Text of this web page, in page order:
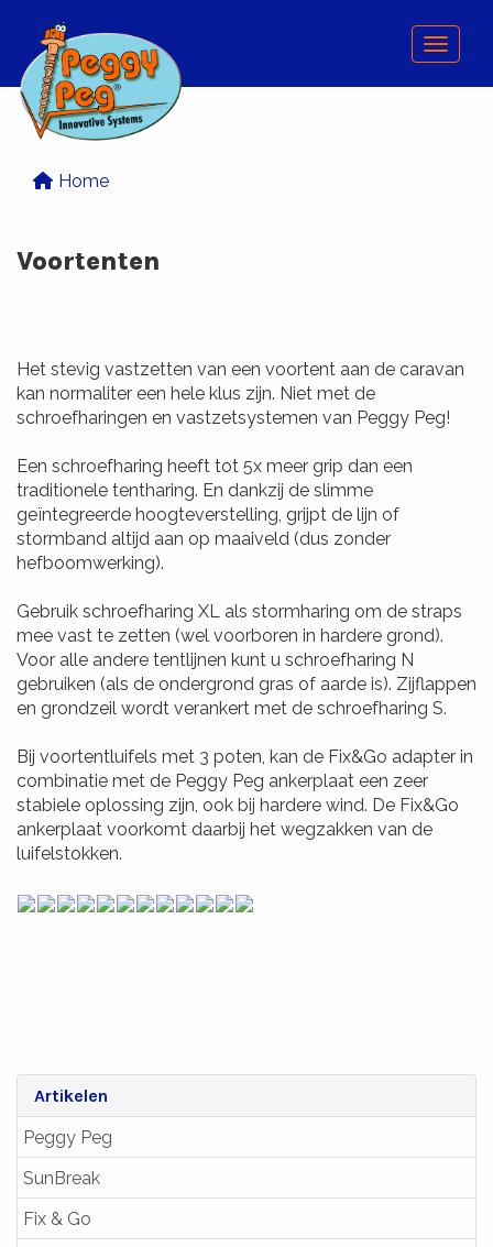
Menu
Artikelen
Peggy Peg
SunBreak
Fix & Go
Home
Voortenten
Het stevig vastzetten van een voortent aan de caravan
kan normaliter een hele klus zijn. Niet met de
schroefharingen en vastzetsystemen van Peggy Peg!
Een schroefharing heeft tot 5x meer grip dan een
traditionele tentharing. En dankzij de slimme
geïntegreerde hoogteverstelling, grijpt de lijn of
stormband altijd aan op maaiveld (dus zonder
hefboomwerking).
Gebruik schroefharing XL als stormharing om de straps
mee vast te zetten (wel voorboren in hardere grond).
Voor alle andere tentlijnen kunt u schroefharing N
gebruiken (als de ondergrond gras of aarde is). Zijflappen
en grondzeil wordt verankert met de schroefharing S.
Bij voortentluifels met 3 poten, kan de Fix&Go adapter in
combinatie met de Peggy Peg ankerplaat een zeer
stabiele oplossing zijn, ook bij hardere wind. De Fix&Go
ankerplaat voorkomt daarbij het wegzakken van de
luifelstokken.